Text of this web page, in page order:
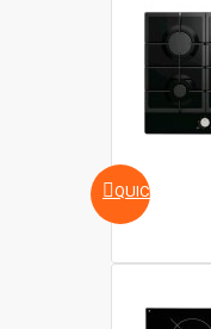
QUICKVIEW